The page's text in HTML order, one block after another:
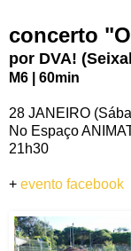
concerto
por DVA!
M6 | 60min
28 JANEIRO
No Espaço
21h30
+ evento facebook